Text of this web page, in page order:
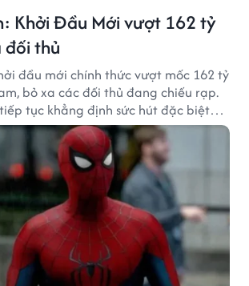
Khởi Đầu Mới vượt 162 tỷ
đối thủ
đầu mới chính thức vượt mốc 162 tỷ
bỏ xa các đối thủ đang chiếu rạp.
tục khẳng định sức hút đặc biệt
Người Nhện với khán giả.